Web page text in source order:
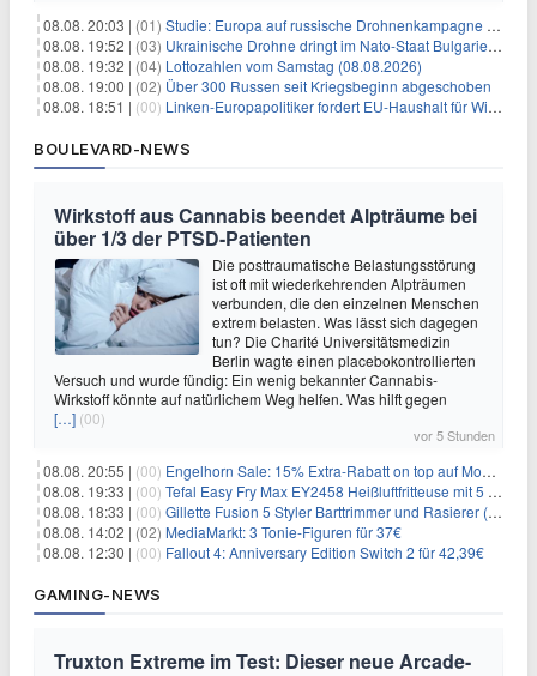
08.08. 20:03 | (01) Studie: Europa auf russische Drohnenkampagne unzureichend vorbereitet
08.08. 19:52 | (03) Ukrainische Drohne dringt im Nato-Staat Bulgarien ein
08.08. 19:32 | (04) Lottozahlen vom Samstag (08.08.2026)
08.08. 19:00 | (02) Über 300 Russen seit Kriegsbeginn abgeschoben
08.08. 18:51 | (00) Linken-Europapolitiker fordert EU-Haushalt für Wirtschaftsumbau
BOULEVARD-NEWS
Wirkstoff aus Cannabis beendet Alpträume bei
über 1/3 der PTSD-Patienten
Die posttraumatische Belastungsstörung
ist oft mit wiederkehrenden Alpträumen
verbunden, die den einzelnen Menschen
extrem belasten. Was lässt sich dagegen
tun? Die Charité Universitätsmedizin
Berlin wagte einen placebokontrollierten
Versuch und wurde fündig: Ein wenig bekannter Cannabis-
Wirkstoff könnte auf natürlichem Weg helfen. Was hilft gegen
[…] (00)
vor 5 Stunden
08.08. 20:55 | (00) Engelhorn Sale: 15% Extra-Rabatt on top auf Mode- und Sport-Artikel
08.08. 19:33 | (00) Tefal Easy Fry Max EY2458 Heißluftfritteuse mit 5 Litern für 64,99€
08.08. 18:33 | (00) Gillette Fusion 5 Styler Barttrimmer und Rasierer (All in One) für 16€
08.08. 14:02 | (02) MediaMarkt: 3 Tonie-Figuren für 37€
08.08. 12:30 | (00) Fallout 4: Anniversary Edition Switch 2 für 42,39€
GAMING-NEWS
Truxton Extreme im Test: Dieser neue Arcade-